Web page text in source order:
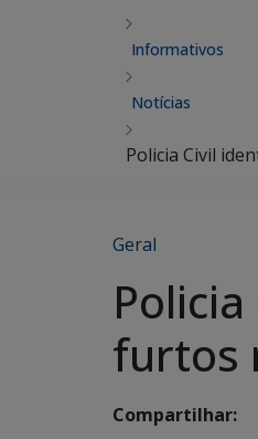
Informativos
Notícias
Policia Civil
Geral
furtos
Compartilhar: